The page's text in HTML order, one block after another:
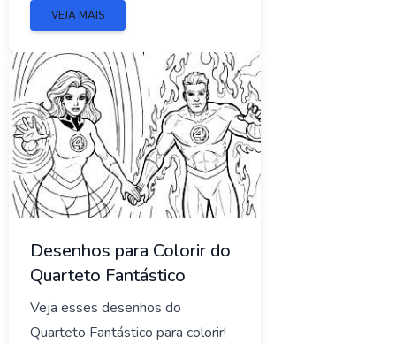
VEJA MAIS
Desenhos para Colorir do
Quarteto Fantástico
Veja esses desenhos do
Quarteto Fantástico para colorir!